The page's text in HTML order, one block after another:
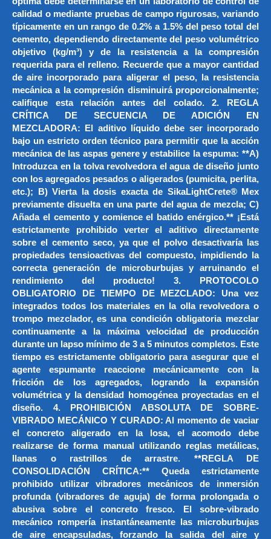
calidad o mediante pruebas de campo rigurosas, variando
típicamente en un rango de 0.2% a 1.5% del peso total del
cemento, dependiendo directamente del peso volumétrico
objetivo (kg/m³) y de la resistencia a la compresión
requerida para el relleno. Recuerde que a mayor cantidad
de aire incorporado para aligerar el peso, la resistencia
mecánica a la compresión disminuirá proporcionalmente;
califique esta relación antes del colado. 2. REGLA
CRÍTICA DE SECUENCIA DE ADICIÓN EN
MEZCLADORA: El aditivo líquido debe ser incorporado
bajo un estricto orden técnico para permitir que la acción
mecánica de las aspas genere y estabilice la espuma: **A)
Introduzca en la tolva revolvedora el agua de diseño junto
con los agregados pesados o aligerados (pumicita, perlita,
etc.); B) Vierta la dosis exacta de SikaLightCrete® Mex
previamente disuelta en una parte del agua de mezcla; C)
Añada el cemento y comience el batido enérgico.** ¡Está
estrictamente prohibido verter el aditivo directamente
sobre el cemento seco, ya que el polvo desactivaría las
propiedades tensioactivas del compuesto, impidiendo la
correcta generación de microburbujas y arruinando el
rendimiento del producto! 3. PROTOCOLO
OBLIGATORIO DE TIEMPO DE MEZCLADO: Una vez
integrados todos los materiales en la olla revolvedora o
trompo mezclador, es una condición obligatoria mezclar
continuamente a la máxima velocidad de producción
durante un lapso mínimo de 3 a 5 minutos completos. Este
tiempo es estrictamente obligatorio para asegurar que el
agente espumante reaccione mecánicamente con la
fricción de los agregados, logrando la expansión
volumétrica y la densidad homogénea proyectadas en el
diseño. 4. PROHIBICIÓN ABSOLUTA DE SOBRE-
VIBRADO MECÁNICO Y CURADO: Al momento de vaciar
el concreto aligerado en la losa, el acomodo debe
realizarse de forma manual utilizando reglas metálicas,
llanas o rastrillos de arrastre. **REGLA DE
CONSOLIDACIÓN CRÍTICA:** Queda estrictamente
prohibido utilizar vibradores mecánicos de inmersión
profunda (vibradores de aguja) de forma prolongada o
abusiva sobre el concreto fresco. El sobre-vibrado
mecánico rompería instantáneamente las microburbujas
de aire encapsuladas, forzando la salida del aire y